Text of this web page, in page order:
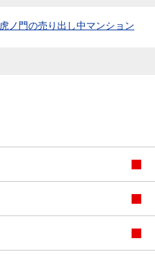
虎ノ門の売り出し中マンション